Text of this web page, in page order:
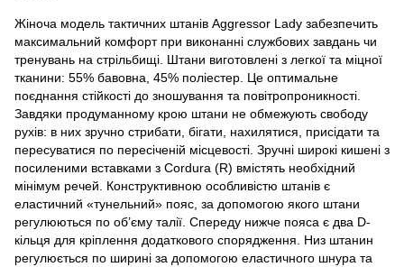
Жіноча модель тактичних штанів Aggressor Lady забезпечить
максимальний комфорт при виконанні службових завдань чи
тренувань на стрільбищі. Штани виготовлені з легкої та міцної
тканини: 55% бавовна, 45% поліестер. Це оптимальне
поєднання стійкості до зношування та повітропроникності.
Завдяки продуманному крою штани не обмежують свободу
рухів: в них зручно стрибати, бігати, нахилятися, присідати та
пересуватися по пересіченій місцевості. Зручні широкі кишені з
посиленими вставками з Cordura (R) вмістять необхідний
мінімум речей. Конструктивною особливістю штанів є
еластичний «тунельний» пояс, за допомогою якого штани
регулюються по об’єму талії. Спереду нижче пояса є два D-
кільця для кріплення додаткового спорядження. Низ штанин
регулюється по ширині за допомогою еластичного шнура та